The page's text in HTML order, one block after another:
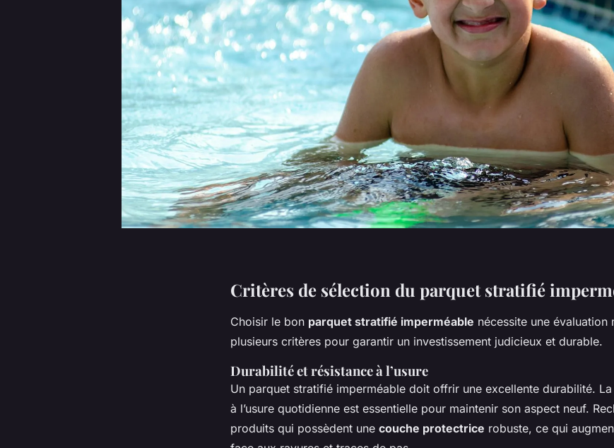
Critères de sélection du parquet stratifié
Choisir le bon parquet stratifié imperméable nécessite une évaluation
plusieurs critères pour garantir un investissement judicieux et durable.
Durabilité et résistance à l’usure
Un parquet stratifié imperméable doit offrir une excellente durabilité.
à l’usure quotidienne est essentielle pour maintenir son aspect neuf.
produits qui possèdent une couche protectrice robuste, ce qui